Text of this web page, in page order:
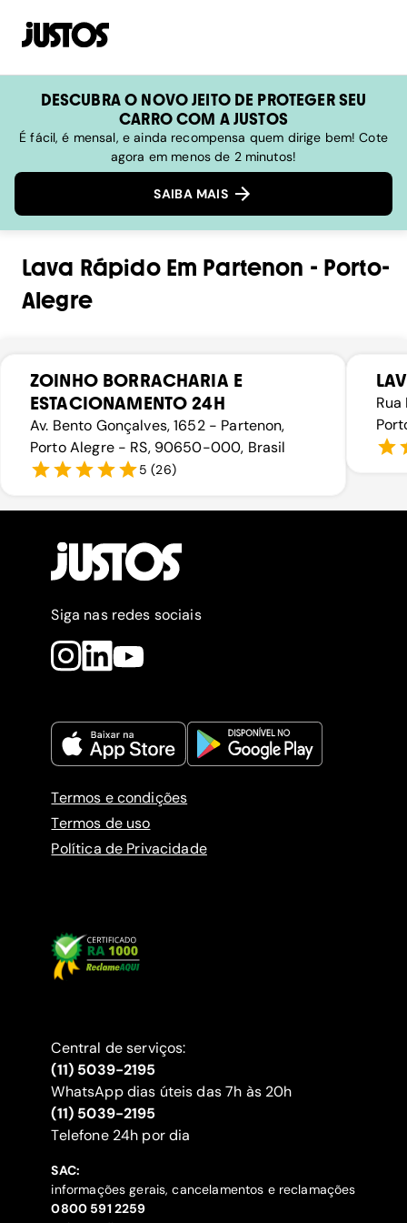
DESCUBRA O NOVO JEITO DE PROTEGER SEU
CARRO COM A JUSTOS
É fácil, é mensal, e ainda recompensa quem dirige bem! Cote
agora em menos de 2 minutos!
SAIBA MAIS
Lava RápidoEm Partenon - Porto-
Alegre
ZOINHO BORRACHARIA E
ESTACIONAMENTO 24H
Av. Bento Gonçalves, 1652 - Partenon,
Porto Alegre - RS, 90650-000, Brasil
5 (26)
Siga nas redes sociais
Termos e condições
Termos de uso
Política de Privacidade
Central de serviços:
(11) 5039-2195
WhatsApp dias úteis das 7h às 20h
(11) 5039-2195
‍Telefone 24h por dia
SAC:
informações gerais, cancelamentos e reclamações
‍0800 591 2259